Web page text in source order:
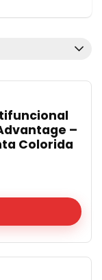
–
Colorida